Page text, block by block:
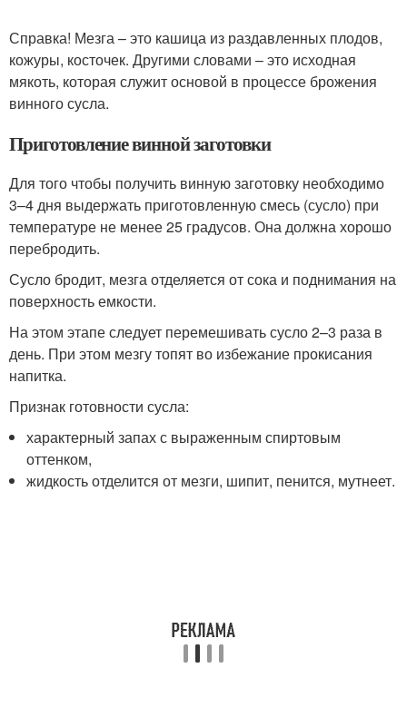
Справка! Мезга – это кашица из раздавленных плодов,
кожуры, косточек. Другими словами – это исходная
мякоть, которая служит основой в процессе брожения
винного сусла.
Приготовление винной заготовки
Для того чтобы получить винную заготовку необходимо
3–4 дня выдержать приготовленную смесь (сусло) при
температуре не менее 25 градусов. Она должна хорошо
перебродить.
Сусло бродит, мезга отделяется от сока и поднимания на
поверхность емкости.
На этом этапе следует перемешивать сусло 2–3 раза в
день. При этом мезгу топят во избежание прокисания
напитка.
Признак готовности сусла:
характерный запах с выраженным спиртовым
оттенком,
жидкость отделится от мезги, шипит, пенится, мутнеет.